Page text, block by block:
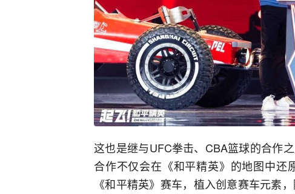
这也是继与UFC拳击、CBA篮球的合作
合作不仅会在《和平精英》的地图中还
《和平精英》赛车，植入创意赛车元素